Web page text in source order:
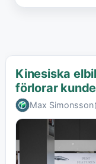
Kinesiska
förlorar
Max Simonsson